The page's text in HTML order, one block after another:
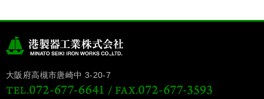
大阪府高槻市唐崎中 3-20-7